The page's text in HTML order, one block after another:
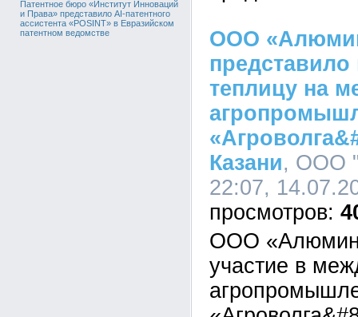
Патентное бюро «Институт Инноваций
и Права» представило AI-патентного
ассистента «POSINT» в Евразийском
патентном ведомстве
ООО
теплицу на
Казани, ООО
22:07,
ООО
участие в